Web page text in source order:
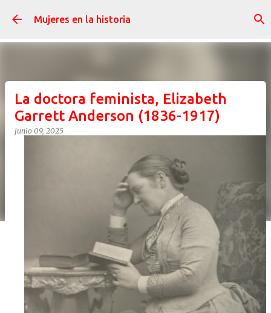
Ir al contenido principal
Mujeres en la historia
La doctora feminista, Elizabeth
Garrett Anderson (1836-1917)
junio 09, 2025